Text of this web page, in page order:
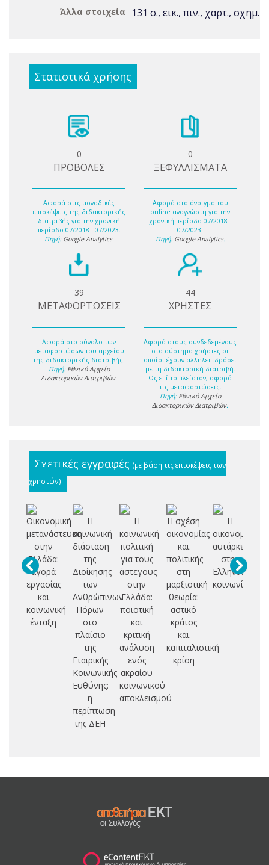
Άλλα στοιχεία 131 σ., εικ., πιν., χαρτ., σχημ.
Στατιστικά χρήσης
0
ΠΡΟΒΟΛΕΣ
Αφορά στις μοναδικές
επισκέψεις της διδακτορικής
διατριβής για την χρονική
περίοδο 07/2018 - 07/2023.
Πηγή: Google Analytics.
0
ΞΕΦΥΛΛΙΣΜΑΤΑ
Αφορά στο άνοιγμα του
online αναγνώστη για την
χρονική περίοδο 07/2018 -
07/2023.
Πηγή: Google Analytics.
39
ΜΕΤΑΦΟΡΤΩΣΕΙΣ
Αφορά στο σύνολο των
μεταφορτώσων του αρχείου
της διδακτορικής διατριβής.
Πηγή: Εθνικό Αρχείο
Διδακτορικών Διατριβών.
44
ΧΡΗΣΤΕΣ
Αφορά στους συνδεδεμένους
στο σύστημα χρήστες οι
οποίοι έχουν αλληλεπιδράσει
με τη διδακτορική διατριβή.
Ως επί το πλείστον, αφορά
τις μεταφορτώσεις.
Πηγή: Εθνικό Αρχείο
Διδακτορικών Διατριβών.
Σχετικές εγγραφές (με βάση τις επισκέψεις των
χρηστών)
Οικονομική
μετανάστευση
στην
Ελλάδα:
αγορά
εργασίας
και
κοινωνική
ένταξη
Η
κοινωνική
διάσταση
της
Διοίκησης
των
Ανθρώπινων
Πόρων
στο
πλαίσιο
της
Εταιρικής
Κοινωνικής
Ευθύνης:
η
περίπτωση
της ΔΕΗ
Η
κοινωνική
πολιτική
για τους
άστεγους
στην
Ελλάδα:
ποιοτική
και
κριτική
ανάλυση
ενός
ακραίου
κοινωνικού
αποκλεισμού
Η σχέση
οικονομίας
και
πολιτικής
στη
μαρξιστική
θεωρία:
αστικό
κράτος
και
καπιταλιστική
κρίση
Η
οικονομική
αυτάρκεια
στην
Ελληνική
κοινωνία